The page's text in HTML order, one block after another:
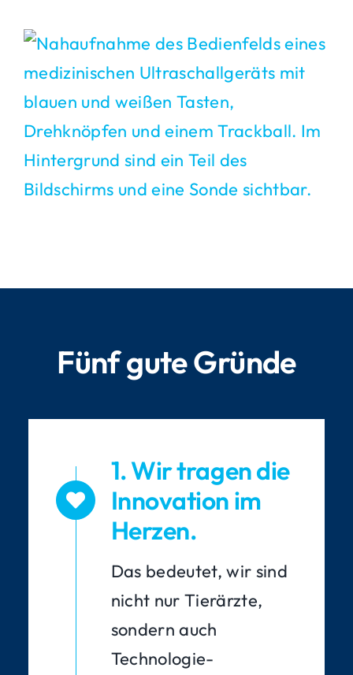
Fünf gute Gründe
1. Wir tragen die
Innovation im
Herzen.
Das bedeutet, wir sind
nicht nur Tierärzte,
sondern auch
Technologie-